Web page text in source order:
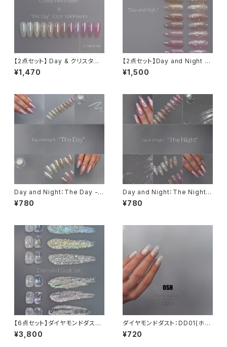
【2点セット】 Day & クリスタル
フィルムパウダー【限定】
¥1,470
【2点セット】Day and Night s
et
¥1,500
Day and Night：The Day -
Clear Veil Powder
¥780
Day and Night：The Night -
Jewel Glitter Flake
¥780
【6点セット】ダイヤモンドダスト
シリーズ & Glitter hour：01:0
0am
¥3,800
ダイヤモンドダスト：DD01(ホワ
イト系)
¥720